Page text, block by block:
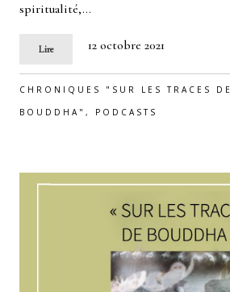
spiritualité,…
Lire 12 octobre 2021
CHRONIQUES "SUR LES TRACES DE
BOUDDHA" , PODCASTS